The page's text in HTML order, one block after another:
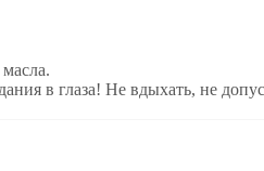
в глаза! Не вдыхать, не